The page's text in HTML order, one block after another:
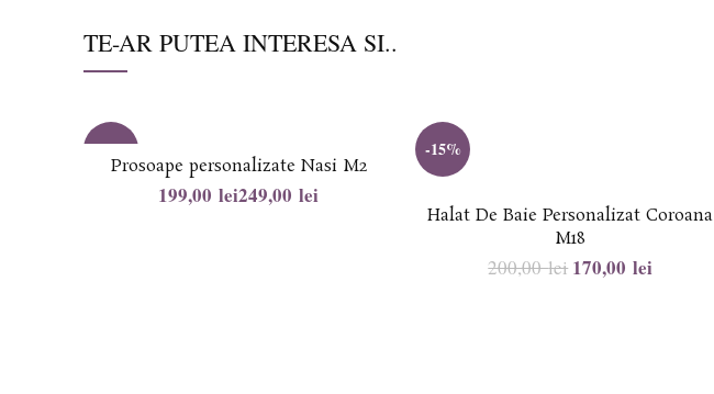
TE-AR PUTEA INTERESA SI..
-20%
Prosoape personalizate Nasi M2
lei lei
-15%
Halat De Baie Personalizat Coroana
M18
200,00lei 170,00lei